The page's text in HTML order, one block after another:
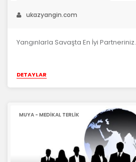
ukazyangin.com
Yangınlarla Savaşta En İyi Partneriniz.
DETAYLAR
MUYA - MEDIKAL TERLIK